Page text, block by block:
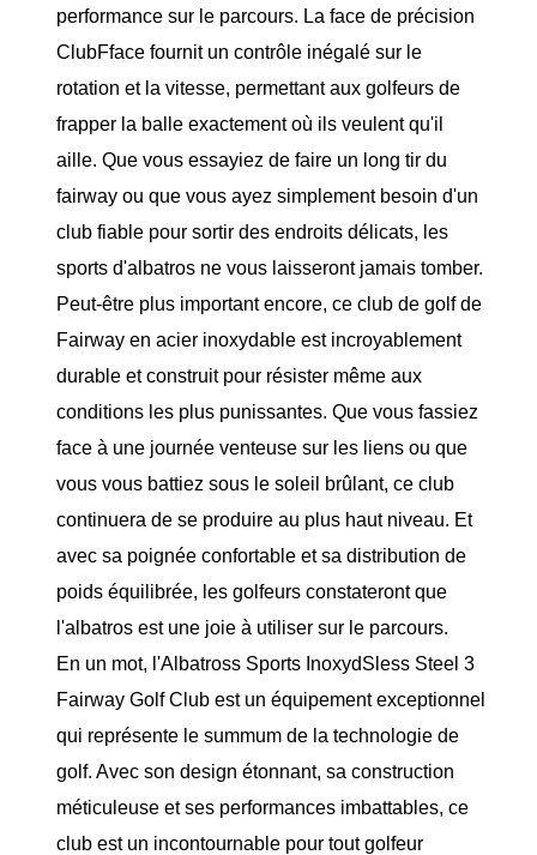
performance sur le parcours. La face de précision
ClubFface fournit un contrôle inégalé sur le
rotation et la vitesse, permettant aux golfeurs de
frapper la balle exactement où ils veulent qu'il
aille. Que vous essayiez de faire un long tir du
fairway ou que vous ayez simplement besoin d'un
club fiable pour sortir des endroits délicats, les
sports d'albatros ne vous laisseront jamais tomber.
Peut-être plus important encore, ce club de golf de
Fairway en acier inoxydable est incroyablement
durable et construit pour résister même aux
conditions les plus punissantes. Que vous fassiez
face à une journée venteuse sur les liens ou que
vous vous battiez sous le soleil brûlant, ce club
continuera de se produire au plus haut niveau. Et
avec sa poignée confortable et sa distribution de
poids équilibrée, les golfeurs constateront que
l'albatros est une joie à utiliser sur le parcours.
En un mot, l'Albatross Sports InoxydSless Steel 3
Fairway Golf Club est un équipement exceptionnel
qui représente le summum de la technologie de
golf. Avec son design étonnant, sa construction
méticuleuse et ses performances imbattables, ce
club est un incontournable pour tout golfeur